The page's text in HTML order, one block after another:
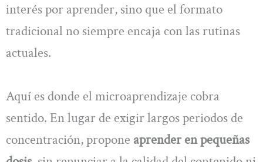
interés por aprender, sino que el formato
tradicional no siempre encaja con las rutinas
actuales.
Aquí es donde el microaprendizaje cobra
sentido. En lugar de exigir largos periodos de
concentración, propone aprender en pequeñas